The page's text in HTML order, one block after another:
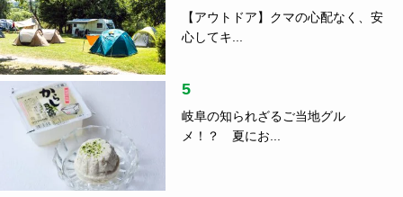
【アウトドア】クマの心配なく、安
心してキ...
5
岐阜の知られざるご当地グル
メ！？ 夏にお...